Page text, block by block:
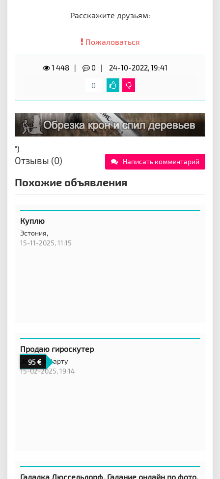
Расскажите друзьям:
Пожаловаться
1 448 0
24-10-2022, 19:41
0
"}
Отзывы (0) Написать комментарий
Похожие объявления
Куплю
Эстония,
15-11-2025, 11:15
95
Продаю гироскутер
Эстония,Тарту
15-02-2025, 19:14
Гадалка Дюссельдорф. Гадание онлайн по фото.